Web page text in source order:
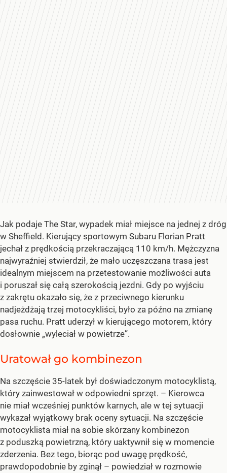
Jak podaje The Star, wypadek miał miejsce na jednej z dróg
w Sheffield. Kierujący sportowym Subaru Florian Pratt
jechał z prędkością przekraczającą 110 km/h. Mężczyzna
najwyraźniej stwierdził, że mało uczęszczana trasa jest
idealnym miejscem na przetestowanie możliwości auta
i poruszał się całą szerokością jezdni. Gdy po wyjściu
z zakrętu okazało się, że z przeciwnego kierunku
nadjeżdżają trzej motocykliści, było za późno na zmianę
pasa ruchu. Pratt uderzył w kierującego motorem, który
dosłownie „wyleciał w powietrze”.
Uratował go kombinezon
Na szczęście 35-latek był doświadczonym motocyklistą,
który zainwestował w odpowiedni sprzęt. – Kierowca
nie miał wcześniej punktów karnych, ale w tej sytuacji
wykazał wyjątkowy brak oceny sytuacji. Na szczęście
motocyklista miał na sobie skórzany kombinezon
z poduszką powietrzną, który uaktywnił się w momencie
zderzenia. Bez tego, biorąc pod uwagę prędkość,
prawdopodobnie by zginął – powiedział w rozmowie